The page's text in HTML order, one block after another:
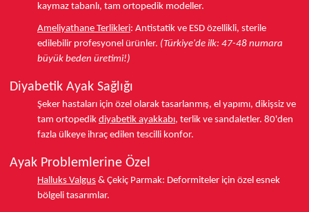
kaymaz tabanlı, tam ortopedik modeller.
Ameliyathane Terlikleri: Antistatik ve ESD özellikli, sterile
edilebilir profesyonel ürünler. (Türkiye'de ilk: 47-48 numara
büyük beden üretimi!)
Diyabetik Ayak Sağlığı
Şeker hastaları için özel olarak tasarlanmış, el yapımı, dikişsiz ve
tam ortopedik diyabetik ayakkabı, terlik ve sandaletler. 80'den
fazla ülkeye ihraç edilen tescilli konfor.
Ayak Problemlerine Özel
Halluks Valgus & Çekiç Parmak: Deformiteler için özel esnek
bölgeli tasarımlar.